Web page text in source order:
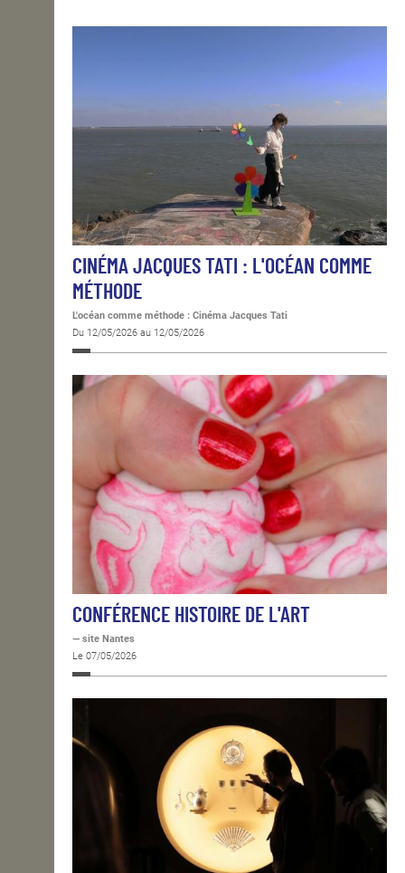
CONTACTS
CINÉMA JACQUES TATI : L'OCÉAN COMME
MÉTHODE
L'océan comme méthode : Cinéma Jacques Tati
Du 12/05/2026 au 12/05/2026
CONFÉRENCE HISTOIRE DE L'ART
— site Nantes
Le 07/05/2026